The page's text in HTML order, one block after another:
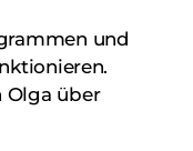
und
Olga über